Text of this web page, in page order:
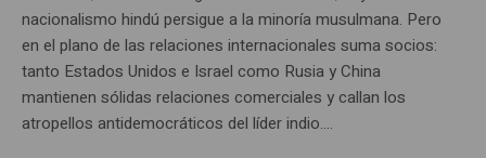
nacionalismo hindú persigue a la minoría musulmana. Pero
en el plano de las relaciones internacionales suma socios:
tanto Estados Unidos e Israel como Rusia y China
mantienen sólidas relaciones comerciales y callan los
atropellos antidemocráticos del líder indio....